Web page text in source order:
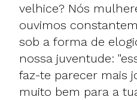
velhice? Nós
ouvimos
sob a forma de
nossa juventude:
faz-te parecer mais
muito bem para a